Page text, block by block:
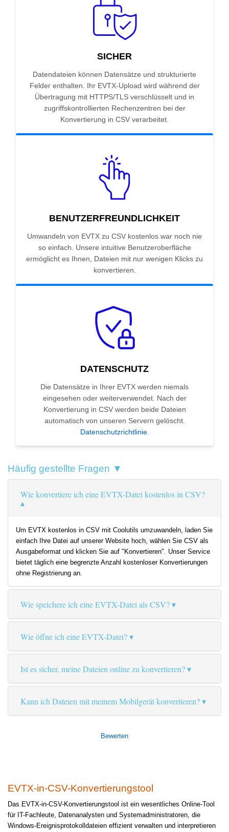
SICHER
Datendateien können Datensätze und strukturierte
Felder enthalten. Ihr EVTX-Upload wird während der
Übertragung mit HTTPS/TLS verschlüsselt und in
zugriffskontrollierten Rechenzentren bei der
Konvertierung in CSV verarbeitet.
BENUTZERFREUNDLICHKEIT
Umwandeln von EVTX zu CSV kostenlos war noch nie
so einfach. Unsere intuitive Benutzeroberfläche
ermöglicht es Ihnen, Dateien mit nur wenigen Klicks zu
konvertieren.
DATENSCHUTZ
Die Datensätze in Ihrer EVTX werden niemals
eingesehen oder weiterverwendet. Nach der
Konvertierung in CSV werden beide Dateien
automatisch von unseren Servern gelöscht.
Datenschutzrichtlinie.
Häufig gestellte Fragen ▼
Wie konvertiere ich eine EVTX-Datei kostenlos in CSV?
Um EVTX kostenlos in CSV mit Coolutils umzuwandeln, laden Sie
einfach Ihre Datei auf unserer Website hoch, wählen Sie CSV als
Ausgabeformat und klicken Sie auf "Konvertieren". Unser Service
bietet täglich eine begrenzte Anzahl kostenloser Konvertierungen
ohne Registrierung an.
Wie speichere ich eine EVTX-Datei als CSV?
Wie öffne ich eine EVTX-Datei?
Ist es sicher, meine Dateien online zu konvertieren?
Kann ich Dateien mit meinem Mobilgerät konvertieren?
Bewerten
EVTX-in-CSV-Konvertierungstool
Das EVTX-in-CSV-Konvertierungstool ist ein wesentliches Online-Tool
für IT-Fachleute, Datenanalysten und Systemadministratoren, die
Windows-Ereignisprotokolldateien effizient verwalten und interpretieren